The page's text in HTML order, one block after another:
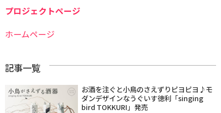
プロジェクトページ
ホームページ
記事一覧
お酒を注ぐと小鳥のさえずりピヨピヨ♪モ
ダンデザインなうぐいす徳利「singing
bird TOKKURI」発売